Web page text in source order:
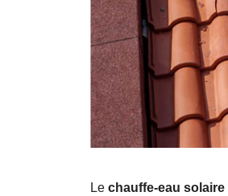
Le chauffe-eau solaire